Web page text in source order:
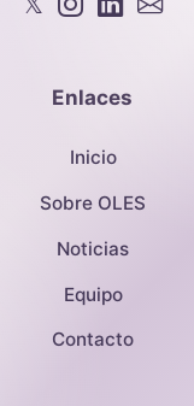
Enlaces
Inicio
Sobre OLES
Noticias
Equipo
Contacto